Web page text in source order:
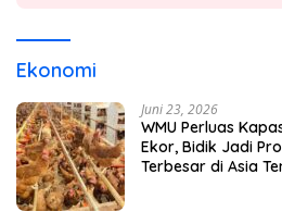
Ekonomi
Juni 23, 2026
WMU Perluas
Ekor, Bidik Jadi
Terbesar di Asia